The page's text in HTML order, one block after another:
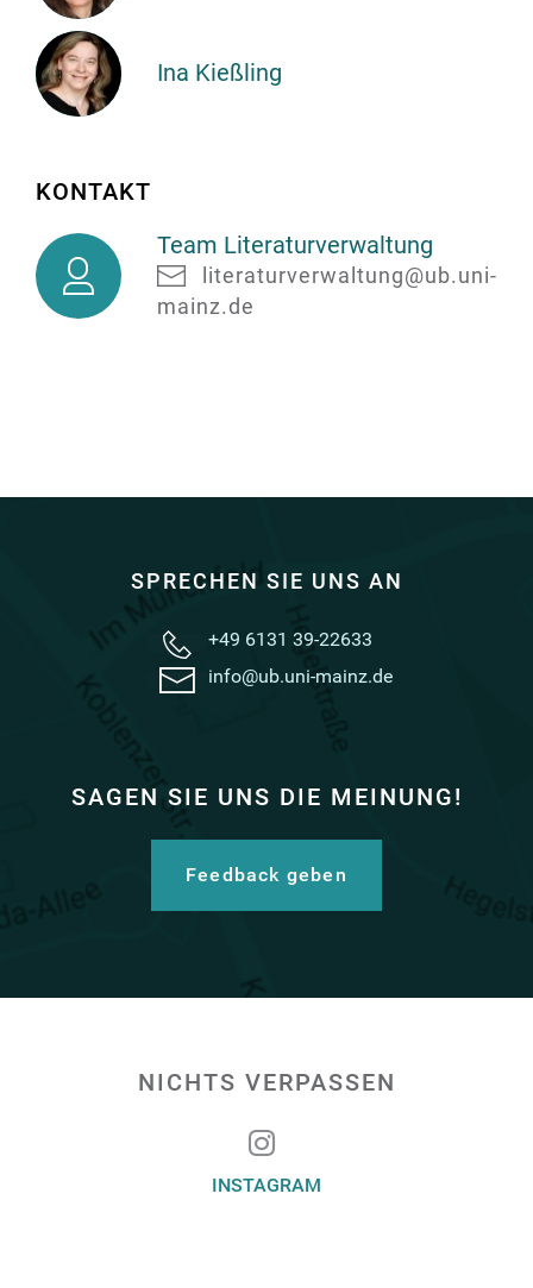
Sabine
Hoyer
Ina Kießling
KONTAKT
Team
Literaturverwaltung
Team Literaturverwaltung
literaturverwaltung@ub.uni-
mainz.de
SPRECHEN SIE UNS AN
+49 6131 39-22633
info@ub.uni-mainz.de
SAGEN SIE UNS DIE MEINUNG!
Feedback geben
NICHTS VERPASSEN
INSTAGRAM